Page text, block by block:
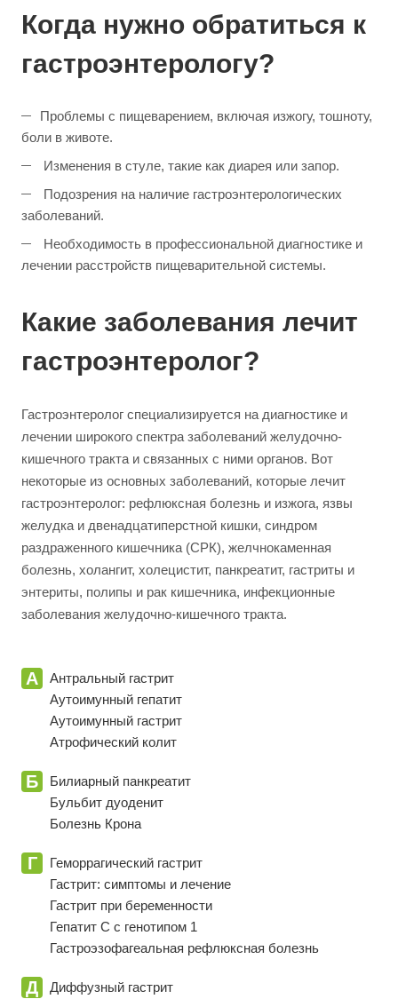
Когда нужно обратиться к
гастроэнтерологу?
Проблемы с пищеварением, включая изжогу, тошноту,
боли в животе.
Изменения в стуле, такие как диарея или запор.
Подозрения на наличие гастроэнтерологических
заболеваний.
Необходимость в профессиональной диагностике и
лечении расстройств пищеварительной системы.
Какие заболевания лечит
гастроэнтеролог?
Гастроэнтеролог специализируется на диагностике и
лечении широкого спектра заболеваний желудочно-
кишечного тракта и связанных с ними органов. Вот
некоторые из основных заболеваний, которые лечит
гастроэнтеролог: рефлюксная болезнь и изжога, язвы
желудка и двенадцатиперстной кишки, синдром
раздраженного кишечника (СРК), желчнокаменная
болезнь, холангит, холецистит, панкреатит, гастриты и
энтериты, полипы и рак кишечника, инфекционные
заболевания желудочно-кишечного тракта.
А
Антральный гастрит
Аутоимунный гепатит
Аутоимунный гастрит
Атрофический колит
Б
Билиарный панкреатит
Бульбит дуоденит
Болезнь Крона
Г
Геморрагический гастрит
Гастрит: симптомы и лечение
Гастрит при беременности
Гепатит C с генотипом 1
Гастроэзофагеальная рефлюксная болезнь
Д Диффузный гастрит